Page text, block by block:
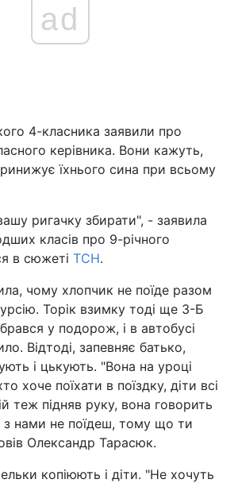
ad
4-класника заявили про
керівника. Вони кажуть,
їхнього сина при всьому
ригачку збирати", - заявила
класів про 9-річного
в сюжеті ТСН.
чому хлопчик не поїде разом
Торік взимку тоді ще 3-Б
у подорож, і в автобусі
Відтоді, запевняє батько,
і цькують. "Вона на уроці
хоче поїхати в поїздку, діти всі
теж підняв руку, вона говорить
з нами не поїдеш, тому що ти
Олександр Тарасюк.
копіюють і діти. "Не хочуть